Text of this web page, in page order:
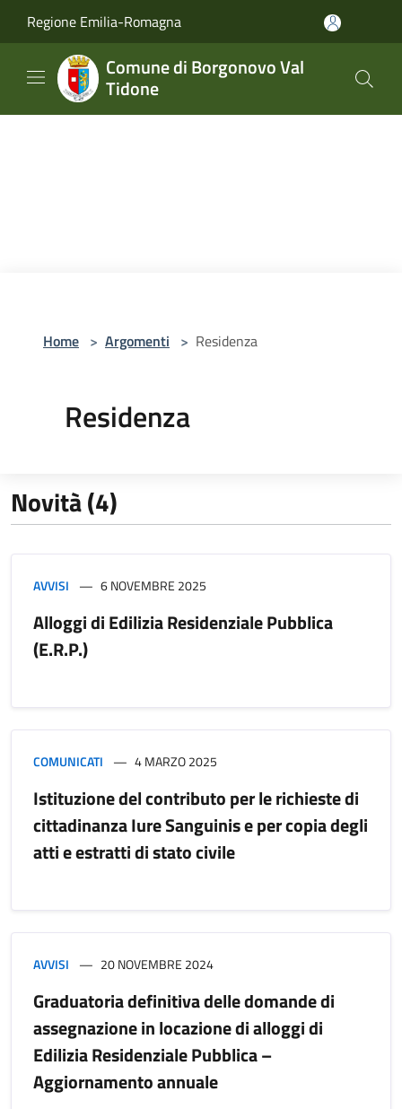
Regione Emilia-Romagna
Comune di Borgonovo Val
Tidone
Home > Argomenti > Residenza
Residenza
Novità (4)
AVVISI 6 NOVEMBRE 2025
Alloggi di Edilizia Residenziale Pubblica
(E.R.P.)
COMUNICATI 4 MARZO 2025
Istituzione del contributo per le richieste di
cittadinanza Iure Sanguinis e per copia degli
atti e estratti di stato civile
AVVISI 20 NOVEMBRE 2024
Graduatoria definitiva delle domande di
assegnazione in locazione di alloggi di
Edilizia Residenziale Pubblica –
Aggiornamento annuale